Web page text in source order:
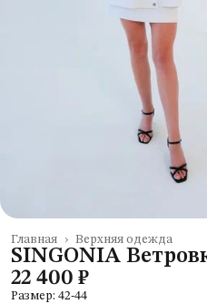
Верхняя одежда
Главная ›
SINGONIA
22 400 ₽
Размер: 42-44